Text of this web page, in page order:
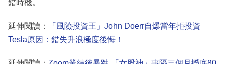
錯時機。
延伸閱讀：
「風險投資王」John Doerr自爆當年拒投資
Tesla原因：錯失升浪極度後悔！